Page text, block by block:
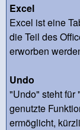
Excel
Excel ist eine
die Teil des
erworben
Undo
"Undo" steht für
genutzte
ermöglicht,